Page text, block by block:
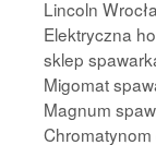
Lincoln
Elektryczna
sklep
Migomat
Magnum